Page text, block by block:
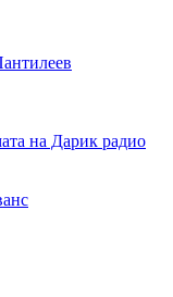
на Дарик радио